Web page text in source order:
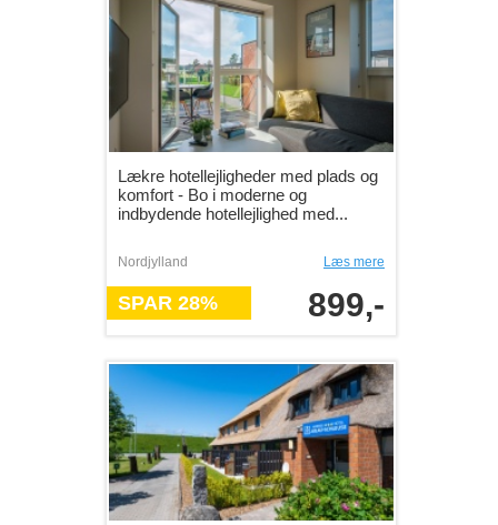
Lækre hotellejligheder med plads og
komfort - Bo i moderne og
indbydende hotellejlighed med...
Nordjylland Læs mere
SPAR 28% 899,-